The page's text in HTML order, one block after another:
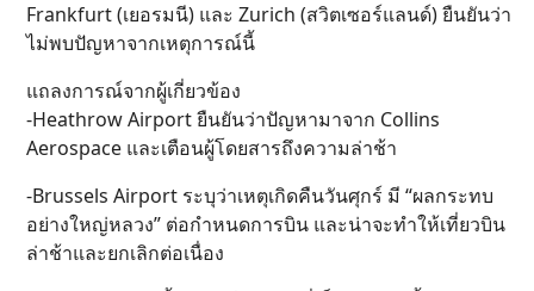
Frankfurt (เยอรมนี) และ Zurich (สวิตเซอร์แลนด์) ยืนยันว่า
ไม่พบปัญหาจากเหตุการณ์นี้
แถลงการณ์จากผู้เกี่ยวข้อง
-Heathrow Airport ยืนยันว่าปัญหามาจาก Collins
Aerospace และเตือนผู้โดยสารถึงความล่าช้า
-Brussels Airport ระบุว่าเหตุเกิดคืนวันศุกร์ มี “ผลกระทบ
อย่างใหญ่หลวง” ต่อกำหนดการบิน และน่าจะทำให้เที่ยวบิน
ล่าช้าและยกเลิกต่อเนื่อง